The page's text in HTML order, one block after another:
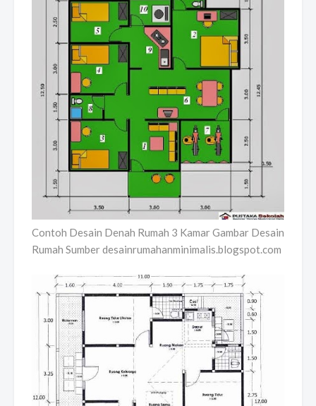
Contoh Desain Denah Rumah 3 Kamar Gambar Desain
Rumah Sumber desainrumahanminimalis.blogspot.com